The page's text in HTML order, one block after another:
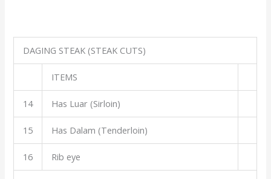
DAGING STEAK (STEAK CUTS)
ITEMS
14 Has Luar (Sirloin)
15 Has Dalam (Tenderloin)
16 Rib eye